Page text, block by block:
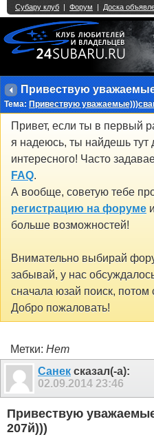
Привествую
Тема: Привествую
Привет, если ты в первый
я надеюсь, ты найдешь тут
интересного! Часто
FAQ.
А вообще, советую тебе
регистрацию на форуме
больше возможностей!
Внимательно выбирай
забывай, у нас
сначала юзай поиск, потом
Добро пожаловать!
Метки: Нет
Санек сказал(-а):
02.09.2014 23:46
Привествую
207й)))
Single Sign On
2 3 4 5 6 7 8 9 10 11 12 13 14
27 28 29 30 31 32 33 34